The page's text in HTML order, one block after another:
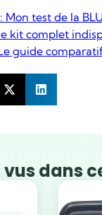
test de la
kit complet
guide
vus dans